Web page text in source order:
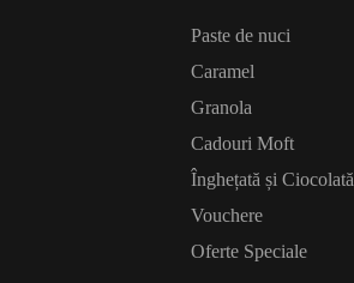
Paste de nuci
Caramel
Granola
Cadouri Moft
Înghețată și Ciocolată
Vouchere
Oferte Speciale